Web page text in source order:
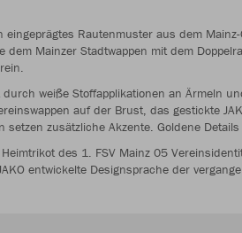
Rautenmuster aus dem
dem Mainzer Stadtwappen mit dem
weiße Stoffapplikationen an Ärmeln
auf der Brust, das gestickte
setzen zusätzliche Akzente. Goldene
des 1. FSV Mainz 05
entwickelte Designsprache der